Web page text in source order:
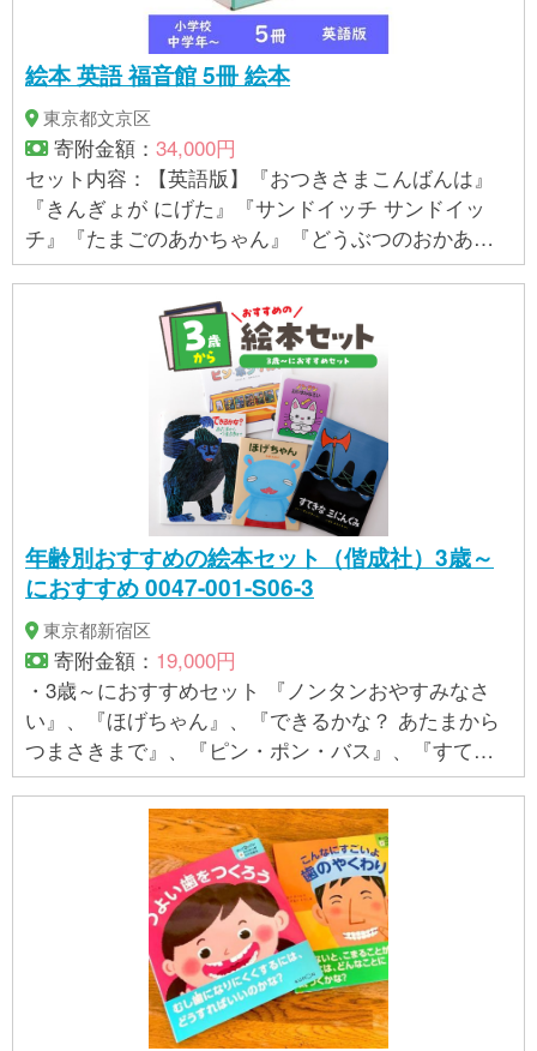
絵本 英語 福音館 5冊 絵本
東京都文京区
寄附金額： 34,000円
セット内容：【英語版】『おつきさまこんばんは』
『きんぎょが にげた』『サンドイッチ サンドイッ
チ』『たまごのあかちゃん』『どうぶつのおかあさ
ん』 堅牢製本仕様。セットケース付き。
年齢別おすすめの絵本セット（偕成社）3歳～
におすすめ 0047-001-S06-3
東京都新宿区
寄附金額： 19,000円
・3歳～におすすめセット 『ノンタンおやすみなさ
い』、『ほげちゃん』、『できるかな？ あたまから
つまさきまで』、『ピン・ポン・バス』、『すてき
な三にんぐみ』各1冊の計5冊